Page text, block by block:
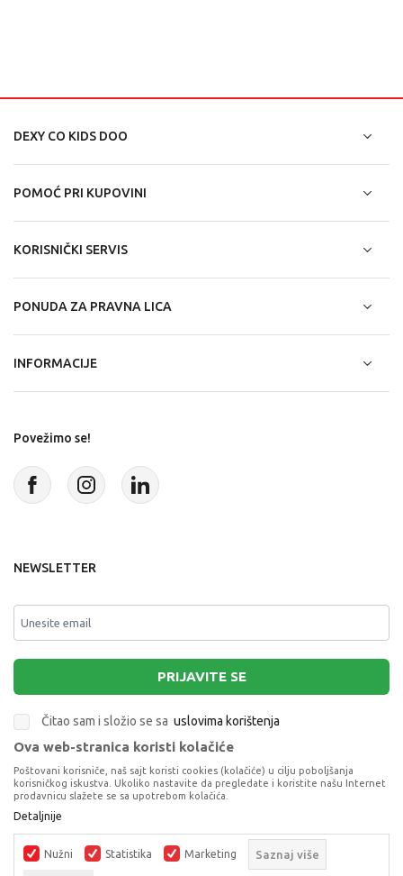
DEXY CO KIDS DOO
POMOĆ PRI KUPOVINI
KORISNIČKI SERVIS
PONUDA ZA PRAVNA LICA
INFORMACIJE
Povežimo se!
NEWSLETTER
PRIJAVITE SE
Čitao sam i složio se sa uslovima korištenja
Terms of Service
apply.
Ova web-stranica koristi kolačiće
Poštovani korisniče, naš sajt koristi cookies (kolačiće) u cilju poboljšanja
korisničkog iskustva. Ukoliko nastavite da pregledate i koristite našu Internet
prodavnicu slažete se sa upotrebom kolačića.
Detaljnije
Nužni Statistika Marketing Saznaj više